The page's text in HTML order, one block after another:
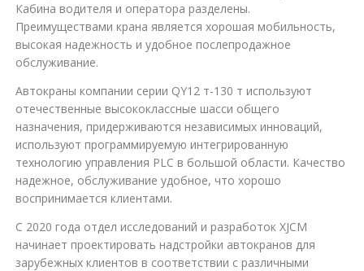
Кабина водителя и оператора разделены.
Преимуществами крана является хорошая мобильность,
высокая надежность и удобное послепродажное
обслуживание.
Автокраны компании серии QY12 т-130 т используют
отечественные высококлассные шасси общего
назначения, придерживаются независимых инноваций,
используют программируемую интегрированную
технологию управления PLC в большой области. Качество
надежное, обслуживание удобное, что хорошо
воспринимается клиентами.
С 2020 года отдел исследований и разработок XJCM
начинает проектировать надстройки автокранов для
зарубежных клиентов в соответствии с различными